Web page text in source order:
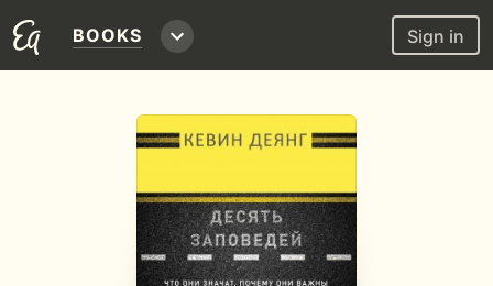
BOOKS Sign in